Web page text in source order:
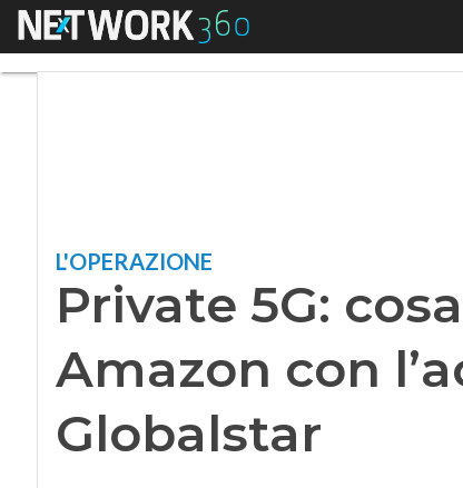
Menu
L'OPERAZIONE
Private 5G:
Amazon con
Globalstar